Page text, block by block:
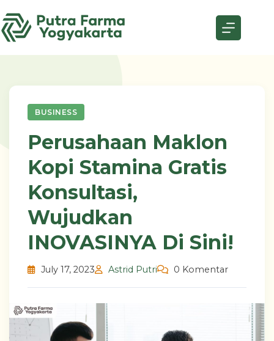
to
content
BUSINESS
Perusahaan Maklon
Kopi Stamina Gratis
Konsultasi,
Wujudkan
INOVASINYA Di Sini!
July 17, 2023 Astrid Putri 0 Komentar